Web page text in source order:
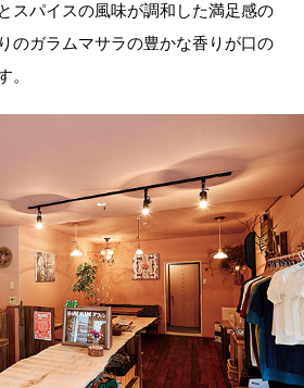
スパイスの風味が調和した満足感の
のガラムマサラの豊かな香りが口の
。